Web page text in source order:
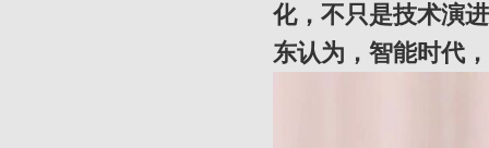
化，不只是技术演
东认为，智能时代